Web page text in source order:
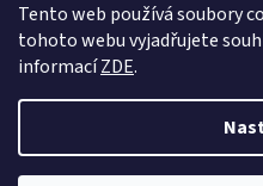
Tento web používá soubory
tohoto webu vyjadřujete
informacíZDE.
Hračky